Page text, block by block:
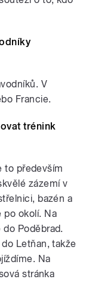
V
Francie.
trénink
to především
zázemí v
bazén a
po okolí. Na
Poděbrad.
Letňan, takže
Na
stránka